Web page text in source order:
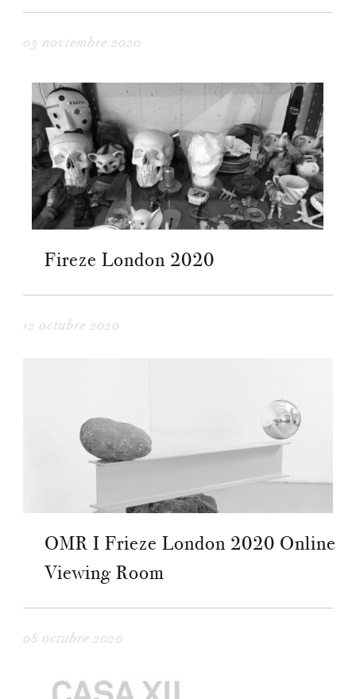
03 noviembre 2020
Fireze London 2020
12 octubre 2020
OMR I Frieze London 2020 Online
Viewing Room
08 octubre 2020